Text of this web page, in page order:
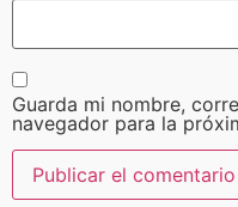
Guarda mi nombre,
navegador para la